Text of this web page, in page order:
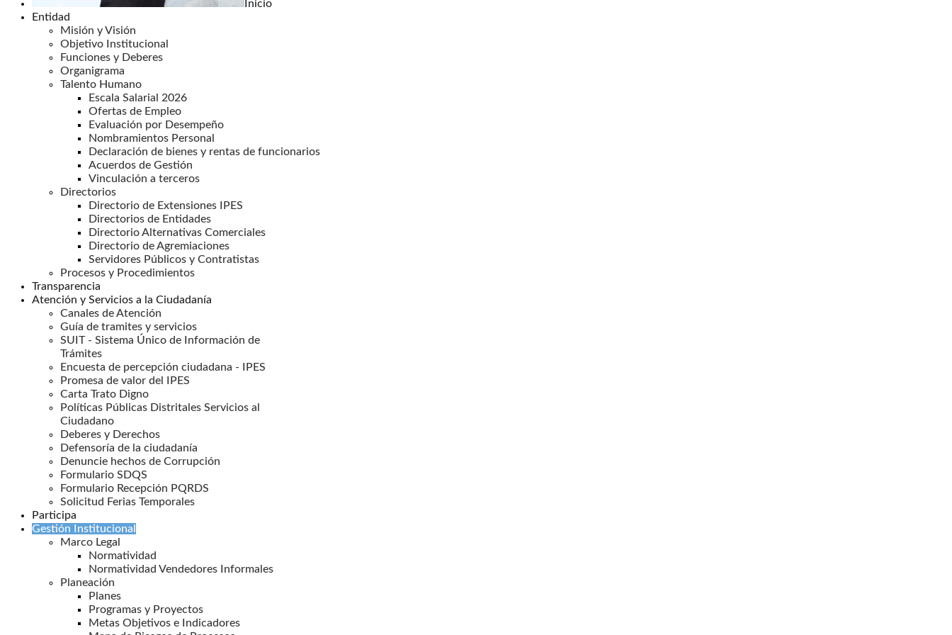
Inicio
Entidad
Misión y Visión
Objetivo Institucional
Funciones y Deberes
Organigrama
Talento Humano
Escala Salarial 2026
Ofertas de Empleo
Evaluación por Desempeño
Nombramientos Personal
Declaración de bienes y rentas de funcionarios
Acuerdos de Gestión
Vinculación a terceros
Directorios
Directorio de Extensiones IPES
Directorios de Entidades
Directorio Alternativas Comerciales
Directorio de Agremiaciones
Servidores Públicos y Contratistas
Procesos y Procedimientos
Transparencia
Atención y Servicios a la Ciudadanía
Canales de Atención
Guía de tramites y servicios
SUIT - Sistema Único de Información de
Trámites
Encuesta de percepción ciudadana - IPES
Promesa de valor del IPES
Carta Trato Digno
Políticas Públicas Distritales Servicios al
Ciudadano
Deberes y Derechos
Defensoría de la ciudadanía
Denuncie hechos de Corrupción
Formulario SDQS
Formulario Recepción PQRDS
Solicitud Ferias Temporales
Participa
Gestión Institucional
Marco Legal
Normatividad
Normatividad Vendedores Informales
Planeación
Planes
Programas y Proyectos
Metas Objetivos e Indicadores